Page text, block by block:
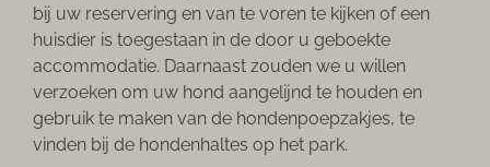
bij uw reservering en van te voren te kijken of een
huisdier is toegestaan in de door u geboekte
accommodatie. Daarnaast zouden we u willen
verzoeken om uw hond aangelijnd te houden en
gebruik te maken van de hondenpoepzakjes, te
vinden bij de hondenhaltes op het park.